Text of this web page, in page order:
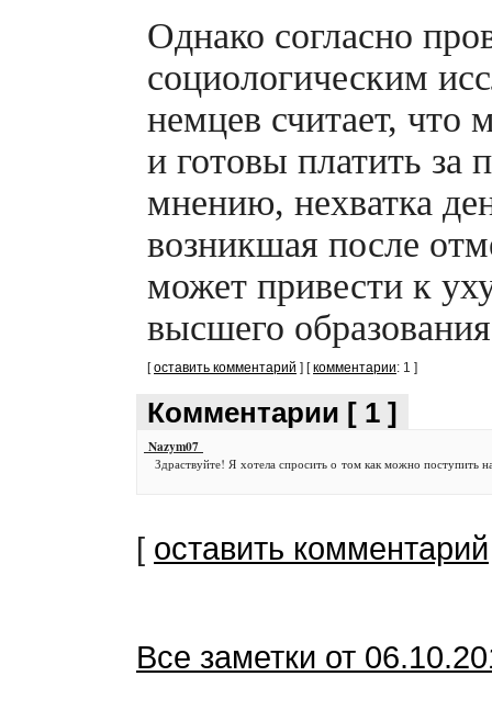
Однако согласно
социологическим
немцев считает, что
и готовы платить за
мнению, нехватка
возникшая после
может привести к
высшего
[оставить комментарий ] [комментарии: 1 ]
Комментарии [ 1 ]
Nazym07
Здраствуйте! Я хотела спросить о том как можно поступить
[ оставить комментарий
Все заметки от